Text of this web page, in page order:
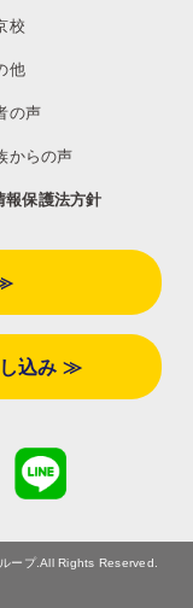
校
他
の声
からの声
保護法方針
し込み ≫
ープ.All Rights Reserved.